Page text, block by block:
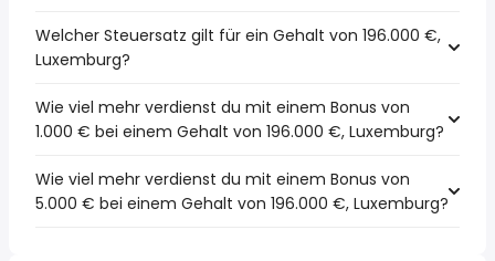
Welcher Steuersatz gilt für ein Gehalt von 196.000 €,
Luxemburg?
Wie viel mehr verdienst du mit einem Bonus von
1.000 € bei einem Gehalt von 196.000 €, Luxemburg?
Wie viel mehr verdienst du mit einem Bonus von
5.000 € bei einem Gehalt von 196.000 €, Luxemburg?